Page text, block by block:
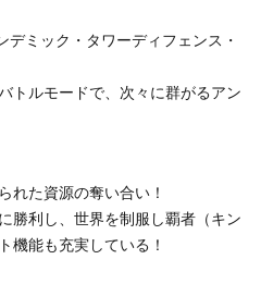
デミック・タワーディフェンス・
トルモードで、次々に群がるアン
れた資源の奪い合い！
勝利し、世界を制服し覇者（キン
機能も充実している！